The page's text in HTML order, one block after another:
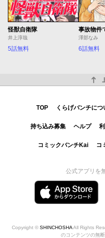
怪獣自衛隊
井上淳哉
5話無料
事故物件
澤部なみ
6話無料
TOP くらげバンチにつ
持ち込み募集 ヘルプ
コミックバンチKai コ
公式アプリを
Copyright © SHINCHOSHAAll Rights
のコンテンツの無